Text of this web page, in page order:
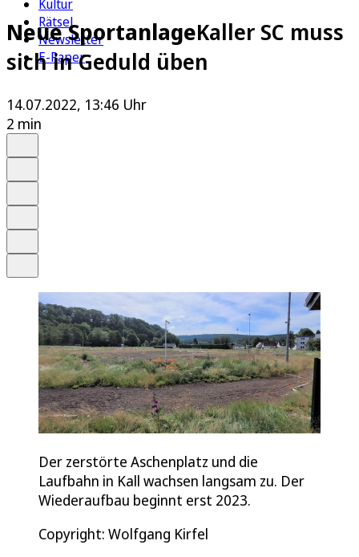
Kultur
Rätsel
Newsletter
E-Paper
Neue SportanlageKaller SC muss
sich in Geduld üben
14.07.2022, 13:46 Uhr
2 min
Der zerstörte Aschenplatz und die
Laufbahn in Kall wachsen langsam zu. Der
Wiederaufbau beginnt erst 2023.
Copyright: Wolfgang Kirfel